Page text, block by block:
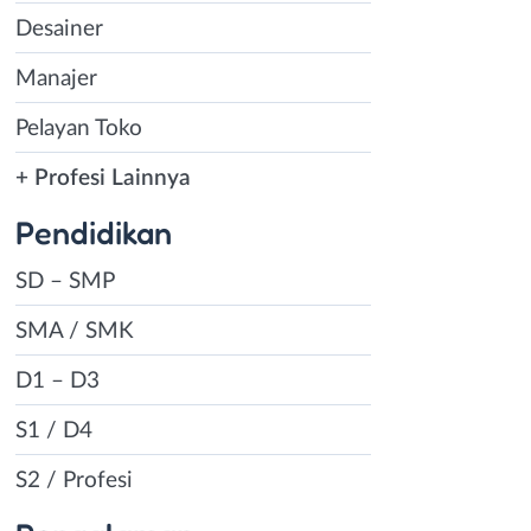
Desainer
Manajer
Pelayan Toko
+ Profesi Lainnya
Pendidikan
SD – SMP
SMA / SMK
D1 – D3
S1 / D4
S2 / Profesi